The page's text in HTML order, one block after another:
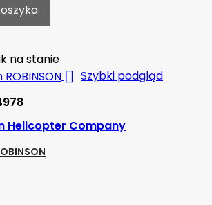
na stanie
 Szybki podgląd
Helicopter Company